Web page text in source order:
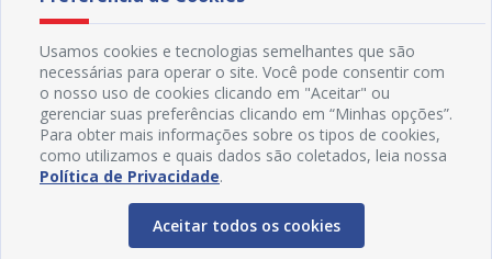
Redes Sociais
Usamos cookies e tecnologias semelhantes que são
necessárias para operar o site. Você pode consentir com
o nosso uso de cookies clicando em "Aceitar" ou
gerenciar suas preferências clicando em “Minhas opções”.
Para obter mais informações sobre os tipos de cookies,
como utilizamos e quais dados são coletados, leia nossa
Política de Privacidade.
Aceitar todos os cookies